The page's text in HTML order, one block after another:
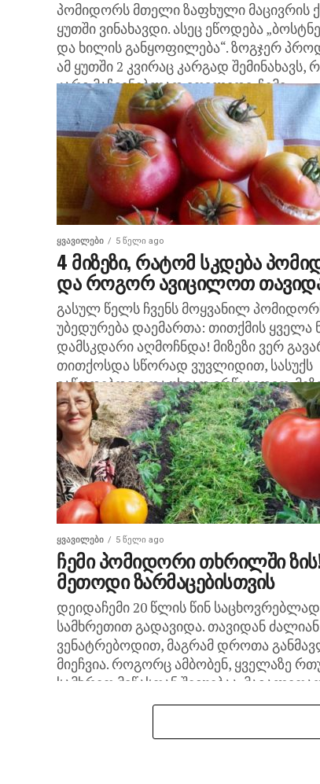
პომიდორს მთელი ზაფხული მაცივრის
ყუთში ვინახავდი. ასეც ეწოდება
და ხილის განყოფილება“. ზოგჯერ
ამ ყუთში 2 კვირაც კარგად შემინახავს,
კარგ მაჩვენებლად ვთვლიდი. ჩემი...
ᲧᲕᲐᲕᲘᲚᲔᲑᲘ 5 წელი ago
4 მიზეზი, რატომ სკდება
და როგორ ავიცილოთ
გასულ წელს ჩვენს მოყვანილ
უბედურება დაემართა: თითქმის ყველა
დამსკდარი აღმოჩნდა! მიზეზი ვერ
თითქოსდა სწორად ვუვლიდით, სასუქს
ვაწოდებდით და უხვად ვრწყავდით.
დაგვეხმარა და...
ᲧᲕᲐᲕᲘᲚᲔᲑᲘ 5 წელი ago
ჩემი პომიდორი თხრილში
მეთოდი ზარმაცებისთვის
დეიდაჩემი 20 წლის წინ საცხოვრებლად
სამხრეთით გადავიდა. თავიდან ძალიან
ვენატრებოდით, მაგრამ დროთა
მიეჩვია. როგორც ამბობენ, ყველაზე
სამხრეთ მიწასთან შეგუებაა.
პომიდორი მიწის მაღალი...